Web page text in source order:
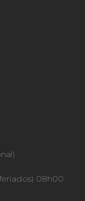
08h00 ·